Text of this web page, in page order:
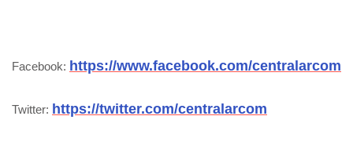
Facebook: https://www.facebook.com/centralarcom
Twitter: https://twitter.com/centralarcom